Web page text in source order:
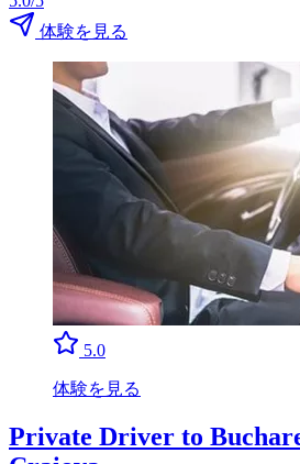
体験を見る
5.0
体験を見る
Private Driver to